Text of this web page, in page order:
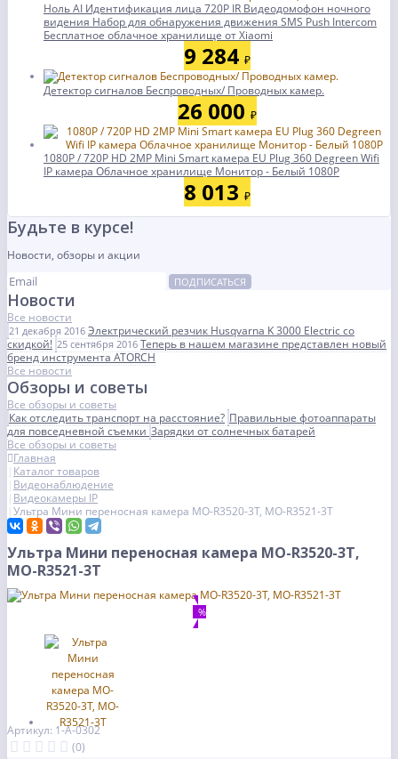
Ноль AI Идентификация лица 720P IR Видеодомофон ночного
видения Набор для обнаружения движения SMS Push Intercom
Бесплатное облачное хранилище от Xiaomi
9 284 ₽
Детектор сигналов Беспроводных/ Проводных камер.
26 000 ₽
1080P / 720P HD 2MP Mini Smart камера EU Plug 360 Degreen Wifi
IP камера Облачное хранилище Монитор - Белый 1080P
8 013 ₽
Будьте в курсе!
Новости, обзоры и акции
ПОДПИСАТЬСЯ
Новости
Все новости
21 декабря 2016 Электрический резчик Husqvarna K 3000 Electric со
скидкой! 25 сентября 2016 Теперь в нашем магазине представлен новый
бренд инструмента ATORCH
Все новости
Обзоры и советы
Все обзоры и советы
Как отследить транспорт на расстояние? Правильные фотоаппараты
для повседневной съемкиЗарядки от солнечных батарей
Все обзоры и советы
Главная
Каталог товаров
Видеонаблюдение
Видеокамеры IP
Ультра Мини переносная камера MO-R3520-3Т, МО-R3521-3Т
Ультра Мини переносная камера MO-R3520-3Т,
МО-R3521-3Т
%
Артикул: 1-А-0302
(0)